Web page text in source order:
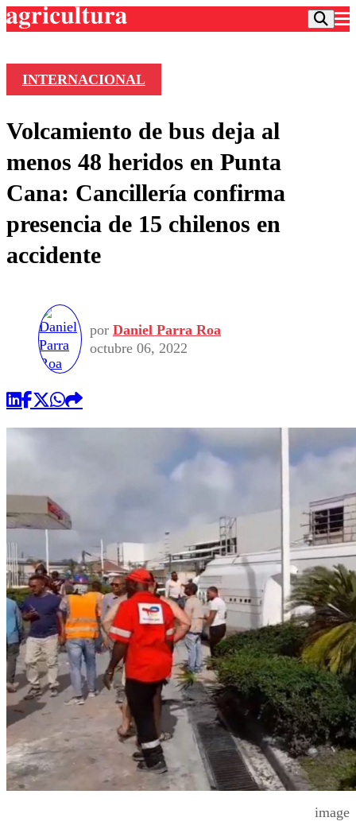
Frecuencias
Agricultura TV
Deportes
Colo Colo
Motor
Seleccion Chilena
Universidad Católica
Universidad de Chile
Entretención
Noticias
Economía
Política
Sustentabilidad
Vida Social
Publicaciones en medios
INTERNACIONAL
Volcamiento de bus deja al
menos 48 heridos en Punta
Cana: Cancillería confirma
presencia de 15 chilenos en
accidente
por Daniel Parra Roa
octubre 06, 2022
image